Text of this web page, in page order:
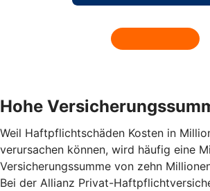
Hohe
Weil Haftpflichtschäden Kosten in
verursachen können, wird häufig eine
Versicherungssumme von zehn
Bei der Allianz Privat-